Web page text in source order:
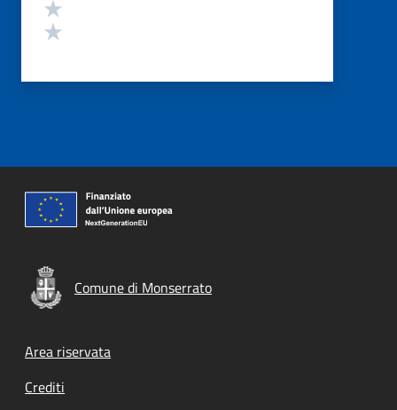
Comune di Monserrato
Footer menu
Area riservata
Crediti